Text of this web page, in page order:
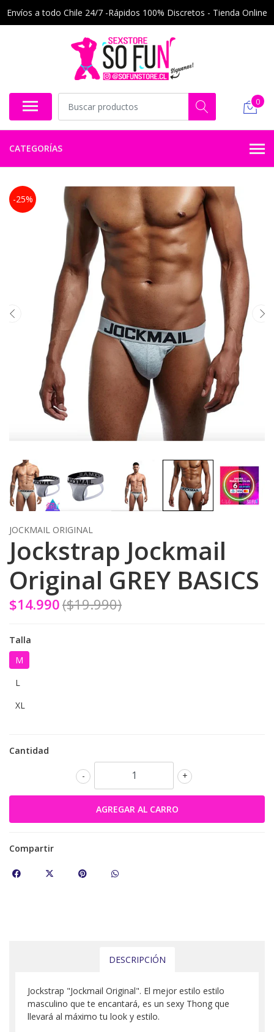
Envíos a todo Chile 24/7 -Rápidos 100% Discretos - Tienda Online
0
CATEGORÍAS
-25%
JOCKMAIL ORIGINAL
Jockstrap Jockmail
Original GREY BASICS
$14.990($19.990)
Talla
M
L
XL
Cantidad
+
-
Compartir
DESCRIPCIÓN
Jockstrap "Jockmail Original". El mejor estilo estilo
masculino que te encantará, es un sexy Thong que
llevará al máximo tu look y estilo.